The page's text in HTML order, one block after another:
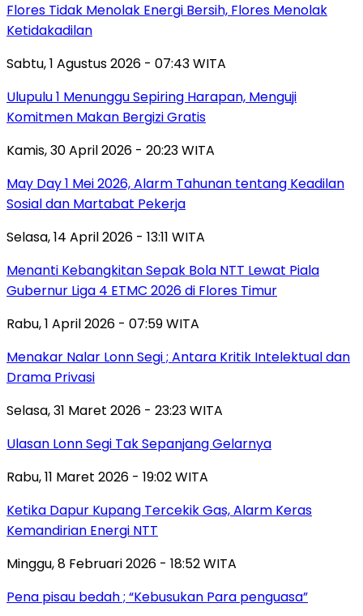
Flores Tidak Menolak Energi Bersih, Flores Menolak
Ketidakadilan
Sabtu, 1 Agustus 2026 - 07:43 WITA
Ulupulu 1 Menunggu Sepiring Harapan, Menguji
Komitmen Makan Bergizi Gratis
Kamis, 30 April 2026 - 20:23 WITA
May Day 1 Mei 2026, Alarm Tahunan tentang Keadilan
Sosial dan Martabat Pekerja
Selasa, 14 April 2026 - 13:11 WITA
Menanti Kebangkitan Sepak Bola NTT Lewat Piala
Gubernur Liga 4 ETMC 2026 di Flores Timur
Rabu, 1 April 2026 - 07:59 WITA
Menakar Nalar Lonn Segi ; Antara Kritik Intelektual dan
Drama Privasi
Selasa, 31 Maret 2026 - 23:23 WITA
Ulasan Lonn Segi Tak Sepanjang Gelarnya
Rabu, 11 Maret 2026 - 19:02 WITA
Ketika Dapur Kupang Tercekik Gas, Alarm Keras
Kemandirian Energi NTT
Minggu, 8 Februari 2026 - 18:52 WITA
Pena pisau bedah ; “Kebusukan Para penguasa”